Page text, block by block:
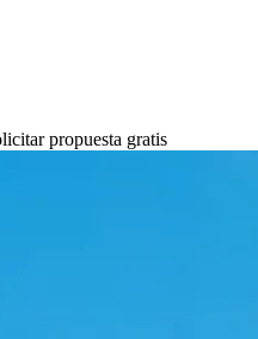
propuesta gratis